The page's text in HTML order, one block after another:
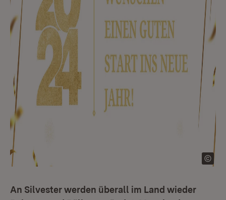
An Silvester werden überall im Land wieder